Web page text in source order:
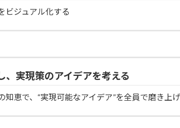
ビジュアル化する
、実現策のアイデアを考える
恵で、“実現可能なアイデア”を全員で磨き上